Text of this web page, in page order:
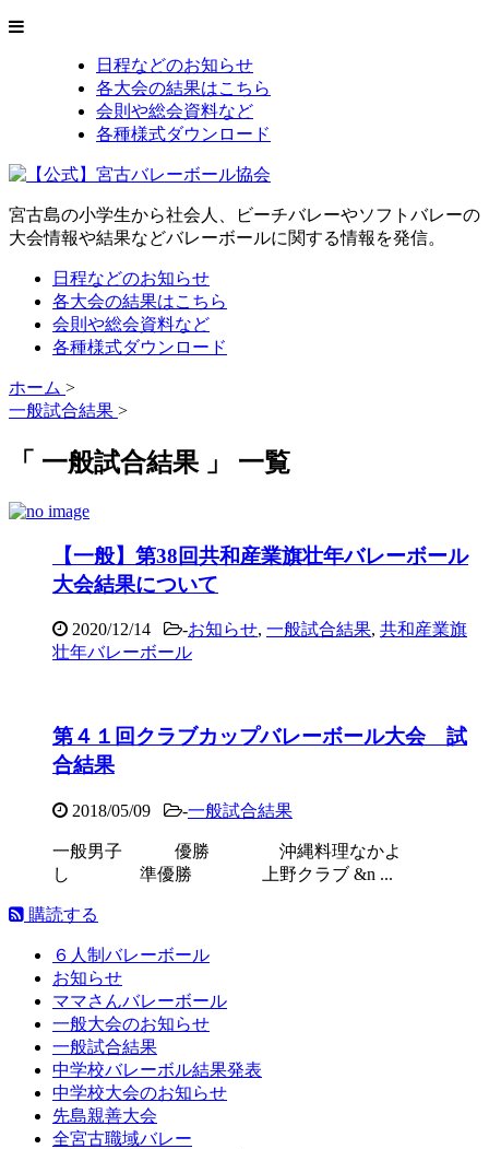
日程などのお知らせ
各大会の結果はこちら
会則や総会資料など
各種様式ダウンロード
宮古島の小学生から社会人、ビーチバレーやソフトバレーの
大会情報や結果などバレーボールに関する情報を発信。
日程などのお知らせ
各大会の結果はこちら
会則や総会資料など
各種様式ダウンロード
ホーム >
一般試合結果 >
「 一般試合結果 」 一覧
【一般】第38回共和産業旗壮年バレーボール
大会結果について
2020/12/14 -お知らせ, 一般試合結果, 共和産業旗
壮年バレーボール
第４１回クラブカップバレーボール大会 試
合結果
2018/05/09 -一般試合結果
一般男子 優勝 沖縄料理なかよ
し 準優勝 上野クラブ &n ...
購読する
６人制バレーボール
お知らせ
ママさんバレーボール
一般大会のお知らせ
一般試合結果
中学校バレーボル結果発表
中学校大会のお知らせ
先島親善大会
全宮古職域バレー